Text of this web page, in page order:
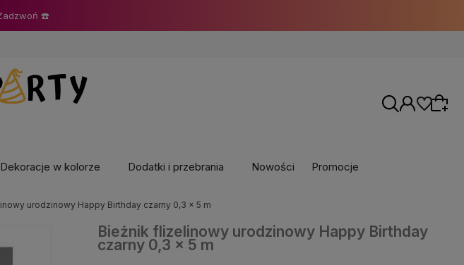
☎️
Dekoracje w kolorze Dodatki i przebrania Nowości Promocje
urodzinowy Happy Birthday czarny 0,3 x 5 m
Bieżnik flizelinowy urodzinowy Happy Birthday
czarny 0,3 x 5 m